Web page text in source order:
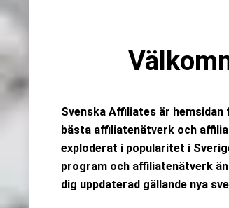
Svenska Affiliates är
bästa affiliatenätverk och
exploderat i popularitet i
program och affiliatenätverk
dig uppdaterad gällande nya